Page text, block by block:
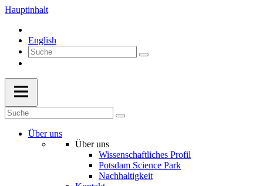
Hauptinhalt
English
Über uns
Über uns
Wissenschaftliches Profil
Potsdam Science Park
Nachhaltigkeit